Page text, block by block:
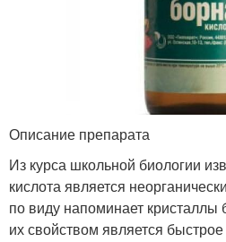
Описание препарата
Из курса школьной биологии
кислота является
по виду напоминает
их свойством является